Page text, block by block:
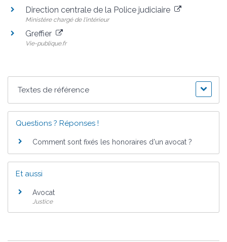
Direction centrale de la Police judiciaire
Ministère chargé de l'intérieur
Greffier
Vie-publique.fr
Textes de référence
Questions ? Réponses !
Comment sont fixés les honoraires d'un avocat ?
Et aussi
Avocat
Justice